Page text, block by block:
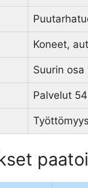
Koneet,
Suurin
Palvelut